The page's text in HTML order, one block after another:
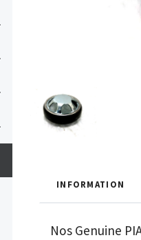
INFORMATION
Nos Genuine